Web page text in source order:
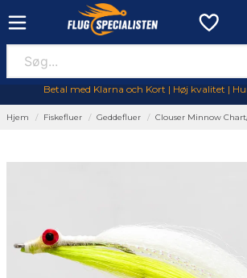
Betal med Klarna och Kort | Høj kvalitet |
Hjem Fiskefluer Geddefluer Clouser Minnow